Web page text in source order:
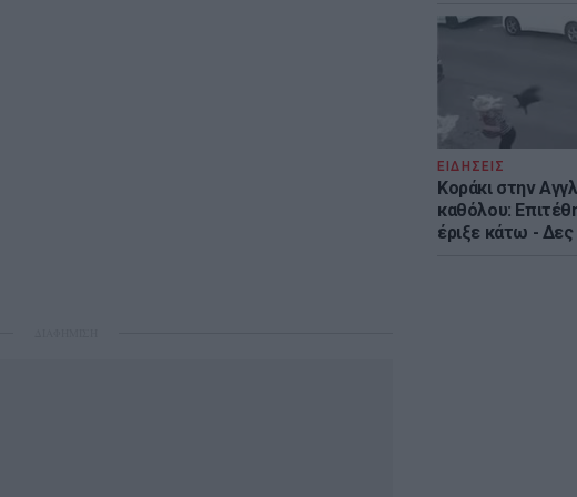
ΕΙΔΗΣΕΙΣ
Kοράκι στην
καθόλου:
έριξε κάτω - Δες